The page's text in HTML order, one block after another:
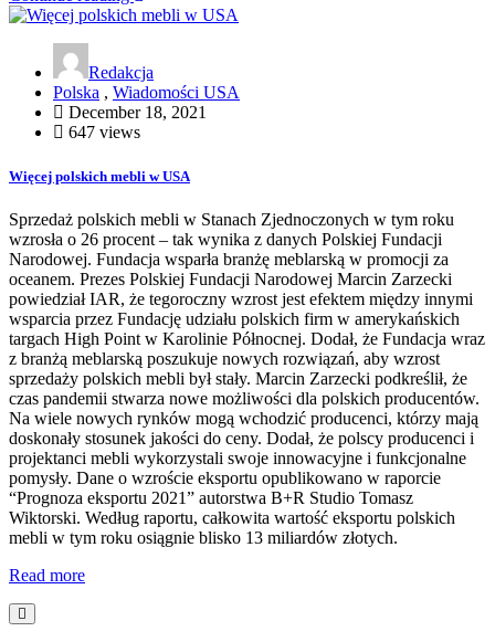
Redakcja
Polska , Wiadomości USA
December 18, 2021
647 views
Więcej polskich mebli w USA
Sprzedaż polskich mebli w Stanach Zjednoczonych w tym roku
wzrosła o 26 procent – tak wynika z danych Polskiej Fundacji
Narodowej. Fundacja wsparła branżę meblarską w promocji za
oceanem. Prezes Polskiej Fundacji Narodowej Marcin Zarzecki
powiedział IAR, że tegoroczny wzrost jest efektem między innymi
wsparcia przez Fundację udziału polskich firm w amerykańskich
targach High Point w Karolinie Północnej. Dodał, że Fundacja wraz
z branżą meblarską poszukuje nowych rozwiązań, aby wzrost
sprzedaży polskich mebli był stały. Marcin Zarzecki podkreślił, że
czas pandemii stwarza nowe możliwości dla polskich producentów.
Na wiele nowych rynków mogą wchodzić producenci, którzy mają
doskonały stosunek jakości do ceny. Dodał, że polscy producenci i
projektanci mebli wykorzystali swoje innowacyjne i funkcjonalne
pomysły. Dane o wzroście eksportu opublikowano w raporcie
“Prognoza eksportu 2021” autorstwa B+R Studio Tomasz
Wiktorski. Według raportu, całkowita wartość eksportu polskich
mebli w tym roku osiągnie blisko 13 miliardów złotych.
Read more